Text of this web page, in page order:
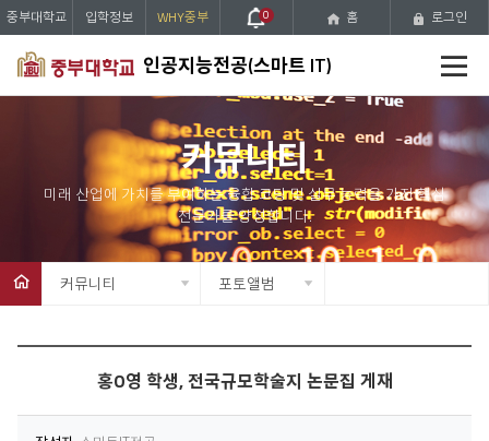
인공지능전공(스마트 IT)
메
중부대학교 입학정보 WHY중부 0 홈 로그인
커뮤니티
커뮤니티 포토앨범
홍O영 학생, 전국규모학술지 논문집 게재